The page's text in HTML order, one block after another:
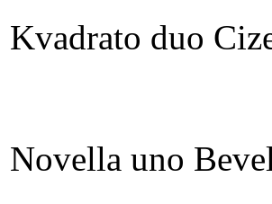
Kvadrato duo
Novella uno